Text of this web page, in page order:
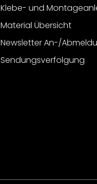
Klebe- und
Material Übersicht
Newsletter An-/
Sendungsverfolgung